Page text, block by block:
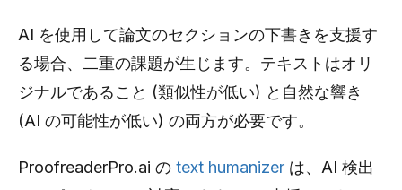
AI を使用して論文のセクションの下書きを支援す
る場合、二重の課題が生じます。テキストはオリ
ジナルであること (類似性が低い) と自然な響き
(AI の可能性が低い) の両方が必要です。
ProofreaderPro.ai の text humanizer は、AI 検出